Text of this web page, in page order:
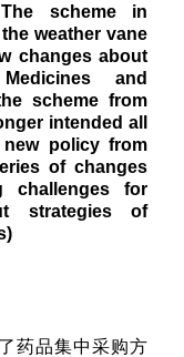
scheme in
weather vane
changes about
and
scheme from
intended all
policy from
of changes
challenges for
strategies of
药品集中采购方